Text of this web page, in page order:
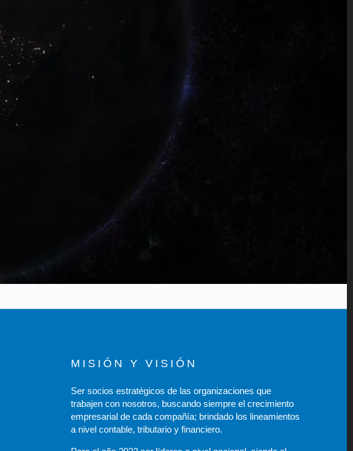
MISIÓN Y VISIÓN
Ser socios estratégicos de las organizaciones que
trabajen con nosotros, buscando siempre el crecimiento
empresarial de cada compañía; brindado los lineamientos
a nivel contable, tributario y financiero.